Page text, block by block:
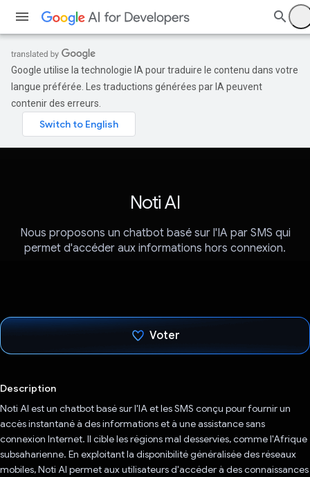
Google utilise la technologie IA pour traduire le contenu dans votre
langue préférée. Les traductions générées par IA peuvent
contenir des erreurs.
Noti AI
Nous proposons un chatbot basé sur l'IA par SMS qui
permet d'accéder aux informations hors connexion.
Voter
Description
Noti AI est un chatbot basé sur l'IA et les SMS conçu pour fournir un
accès instantané à des informations et à une assistance sans
connexion Internet. Il cible les régions mal desservies, comme l'Afrique
subsaharienne. En exploitant la disponibilité généralisée des réseaux
mobiles, Noti AI permet aux utilisateurs d'accéder à des connaissances